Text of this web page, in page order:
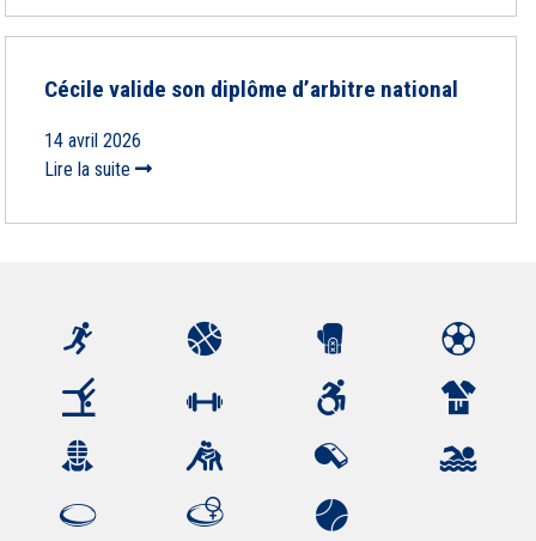
Cécile valide son diplôme d’arbitre national
14 avril 2026
Lire la suite